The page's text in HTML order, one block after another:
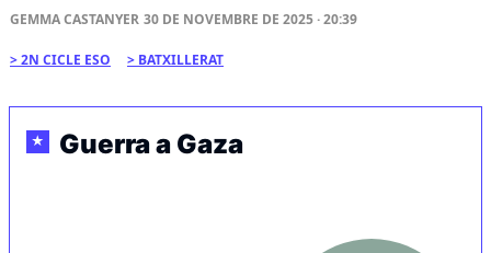
GEMMA CASTANYER 30 DE NOVEMBRE DE 2025 · 20:39
2N CICLE ESO BATXILLERAT
★ Guerra a Gaza